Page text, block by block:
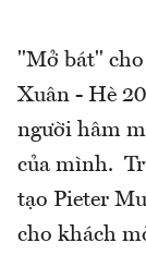
"Mở bát" cho
Xuân - Hè
người hâm
của mình.
tạo Pieter
cho khách